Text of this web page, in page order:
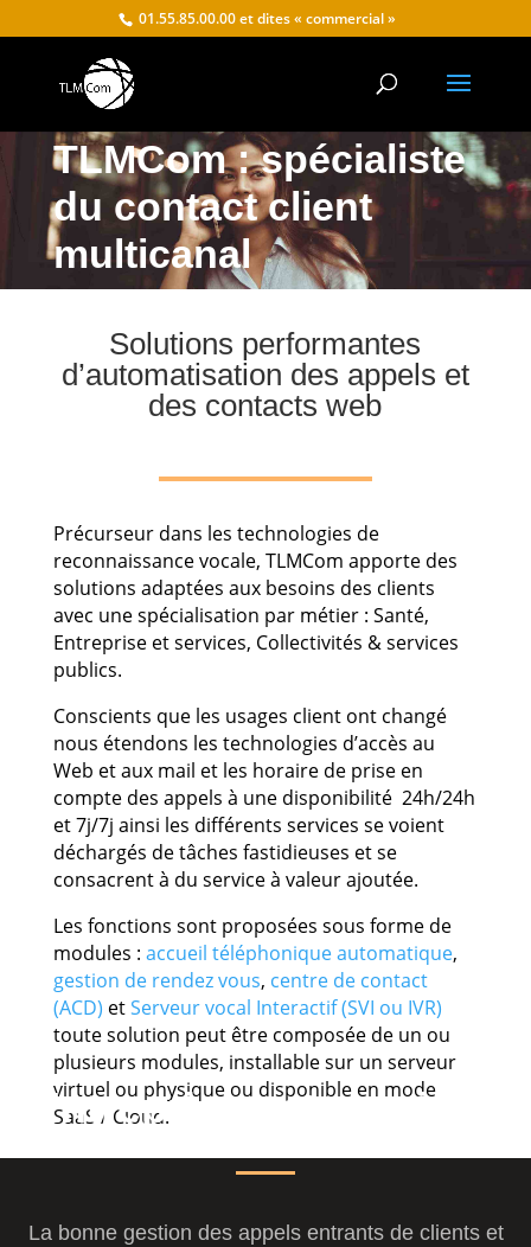
01.55.85.00.00 et dites « commercial »
TLMCom : spécialiste
du contact client
multicanal
Solutions performantes
d’automatisation des appels et
des contacts web
Précurseur dans les technologies de
reconnaissance vocale, TLMCom apporte des
solutions adaptées aux besoins des clients
avec une spécialisation par métier : Santé,
Entreprise et services, Collectivités & services
publics.
Conscients que les usages client ont changé
nous étendons les technologies d’accès au
Web et aux mail et les horaire de prise en
compte des appels à une disponibilité 24h/24h
et 7j/7j ainsi les différents services se voient
déchargés de tâches fastidieuses et se
consacrent à du service à valeur ajoutée.
Les fonctions sont proposées sous forme de
modules : accueil téléphonique automatique,
gestion de rendez vous, centre de contact
(ACD) etServeur vocal Interactif (SVI ou IVR)
toute solution peut être composée de un ou
plusieurs modules, installable sur un serveur
virtuel ou physique ou disponible en mode
SaaS / Cloud.
Entreprises et services
La bonne gestion des appels entrants de clients et